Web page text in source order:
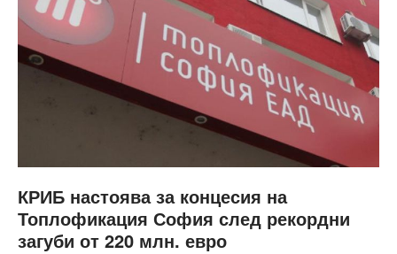
КРИБ настоява за концесия на
Топлофикация София след рекордни
загуби от 220 млн. евро